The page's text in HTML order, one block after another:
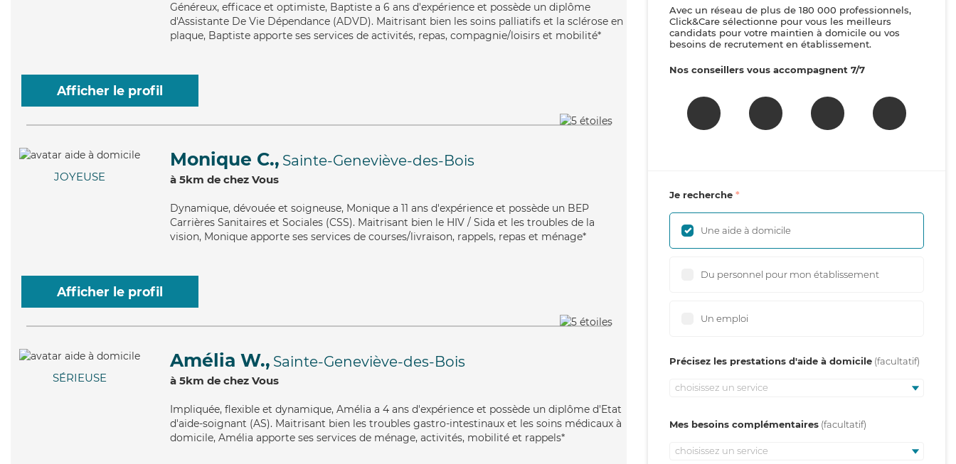
Généreux, efficace et optimiste, Baptiste a 6 ans d'expérience et possède un diplôme
d'Assistante De Vie Dépendance (ADVD). Maitrisant bien les soins palliatifs et la sclérose en
plaque, Baptiste apporte ses services de activités, repas, compagnie/loisirs et mobilité*
Afficher le profil
JOYEUSE
Monique C., Sainte-Geneviève-des-Bois
à 5km de chez Vous
Dynamique, dévouée et soigneuse, Monique a 11 ans d'expérience et possède un BEP
Carrières Sanitaires et Sociales (CSS). Maitrisant bien le HIV / Sida et les troubles de la
vision, Monique apporte ses services de courses/livraison, rappels, repas et ménage*
Afficher le profil
SÉRIEUSE
Amélia W., Sainte-Geneviève-des-Bois
à 5km de chez Vous
Impliquée, flexible et dynamique, Amélia a 4 ans d'expérience et possède un diplôme d'Etat
d'aide-soignant (AS). Maitrisant bien les troubles gastro-intestinaux et les soins médicaux à
domicile, Amélia apporte ses services de ménage, activités, mobilité et rappels*
Avec un réseau de plus de 180 000 professionnels,
Click&Care sélectionne pour vous les meilleurs
candidats pour votre maintien à domicile ou vos
besoins de recrutement en établissement.
Nos conseillers vous accompagnent 7/7
Je recherche
Une aide à domicile
Du personnel pour mon établissement
Un emploi
Précisez les prestations d'aide à domicile
choisissez un service
Mes besoins complémentaires
choisissez un service